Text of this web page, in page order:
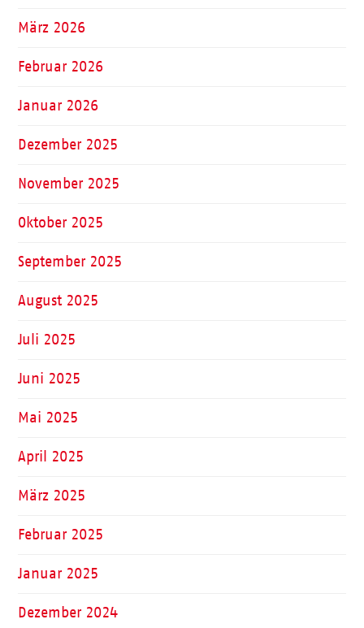
März 2026
Februar 2026
Januar 2026
Dezember 2025
November 2025
Oktober 2025
September 2025
August 2025
Juli 2025
Juni 2025
Mai 2025
April 2025
März 2025
Februar 2025
Januar 2025
Dezember 2024